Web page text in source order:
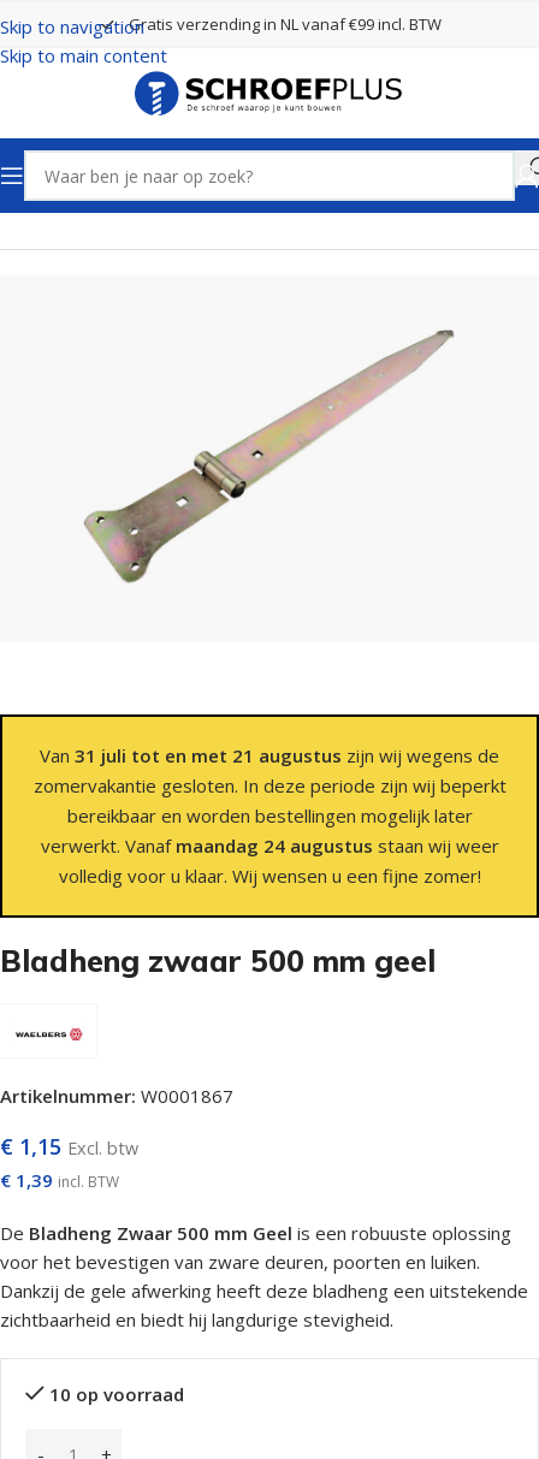
Skip to navigation
Skip to main content
Gratis verzending in NL vanaf €99 incl. BTW
Home Poort- en hekbeslag Hengen
Van 31 juli tot en met 21 augustus zijn wij wegens de
zomervakantie gesloten. In deze periode zijn wij beperkt
bereikbaar en worden bestellingen mogelijk later
verwerkt. Vanaf maandag 24 augustus staan wij weer
volledig voor u klaar. Wij wensen u een fijne zomer!
Bladheng zwaar 500 mm geel
Artikelnummer: W0001867
€ 1,15 Excl. btw
€ 1,39 incl. BTW
De Bladheng Zwaar 500 mm Geel is een robuuste oplossing
voor het bevestigen van zware deuren, poorten en luiken.
Dankzij de gele afwerking heeft deze bladheng een uitstekende
zichtbaarheid en biedt hij langdurige stevigheid.
10 op voorraad